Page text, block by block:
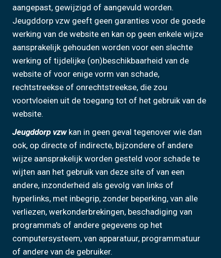
aangepast, gewijzigd of aangevuld worden.
Jeugddorp vzw geeft geen garanties voor de goede
werking van de website en kan op geen enkele wijze
aansprakelijk gehouden worden voor een slechte
werking of tijdelijke (on)beschikbaarheid van de
website of voor enige vorm van schade,
rechtstreekse of onrechtstreekse, die zou
voortvloeien uit de toegang tot of het gebruik van de
website.
Jeugddorp vzwkan in geen geval tegenover wie dan
ook, op directe of indirecte, bijzondere of andere
wijze aansprakelijk worden gesteld voor schade te
wijten aan het gebruik van deze site of van een
andere, inzonderheid als gevolg van links of
hyperlinks, met inbegrip, zonder beperking, van alle
verliezen, werkonderbrekingen, beschadiging van
programma's of andere gegevens op het
computersysteem, van apparatuur, programmatuur
of andere van de gebruiker.